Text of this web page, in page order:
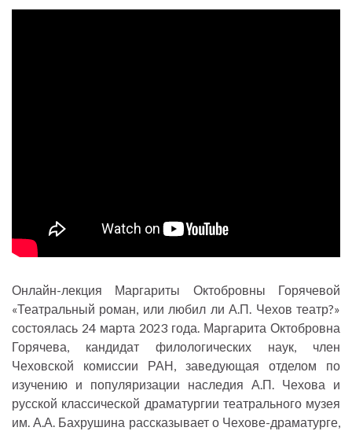
Онлайн-лекция Маргариты Октобровны Горячевой
«Театральный роман, или любил ли А.П. Чехов театр?»
состоялась 24 марта 2023 года. Маргарита Октобровна
Горячева, кандидат филологических наук, член
Чеховской комиссии РАН, заведующая отделом по
изучению и популяризации наследия А.П. Чехова и
русской классической драматургии театрального музея
им. А.А. Бахрушина рассказывает о Чехове-драматурге,